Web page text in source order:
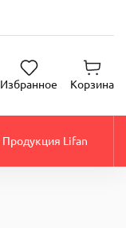
Избранное Корзина
Продукция Lifan